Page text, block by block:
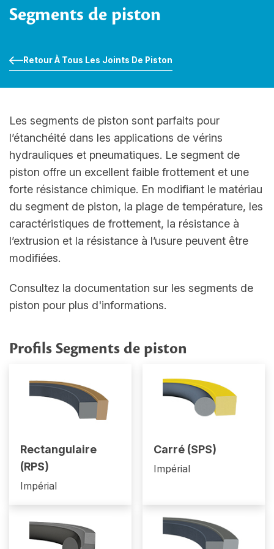
Segments de piston
Retour À Tous Les Joints De Piston
Les segments de piston sont parfaits pour
l’étanchéité dans les applications de vérins
hydrauliques et pneumatiques. Le segment de
piston offre un excellent faible frottement et une
forte résistance chimique. En modifiant le matériau
du segment de piston, la plage de température, les
caractéristiques de frottement, la résistance à
l’extrusion et la résistance à l’usure peuvent être
modifiées.
Consultez la documentation sur les segments de
piston pour plus d'informations.
Profils Segments de piston
Rectangulaire
(RPS)
Impérial
Carré (SPS)
Impérial